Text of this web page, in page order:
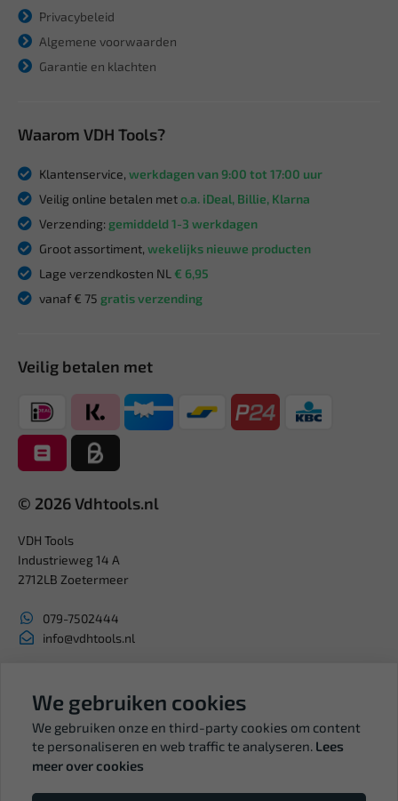
Privacybeleid
Algemene voorwaarden
Garantie en klachten
Waarom VDH Tools?
Klantenservice, werkdagen van 9:00 tot 17:00 uur
Veilig online betalen meto.a. iDeal, Billie, Klarna
Verzending: gemiddeld 1-3 werkdagen
Groot assortiment, wekelijks nieuwe producten
Lage verzendkosten NL € 6,95
vanaf € 75 gratis verzending
Veilig betalen met
© 2026 Vdhtools.nl
VDH Tools
Industrieweg 14 A
2712LB Zoetermeer
079-7502444
info@vdhtools.nl
BTW: NL819958657B01
We gebruiken cookies
We gebruiken onze en third-party cookies om content
te personaliseren en web traffic te analyseren. Lees
meer over cookies